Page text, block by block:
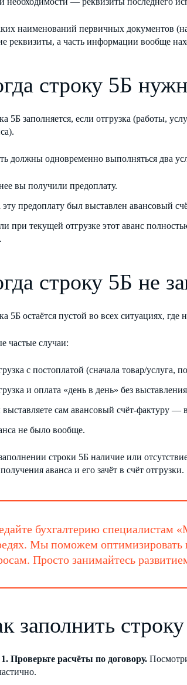
наименований первичных документов
реквизиты, а часть информации вообще
строку 5Б
5Б заполняется, если отгрузка (работы,
должны одновременно выполняться два
вы получили предоплату.
предоплату был выставлен авансовый
при текущей отгрузке этот аванс
строку 5Б не
5Б остаётся пустой во всех ситуациях, где
частые случаи:
с постоплатой (сначала товар/услуга,
и оплата «день в день» без
сам авансовый счёт-фактуру —
не было вообще.
строки 5Б наличие или
аванса и его зачёт в счёт отгрузки.
бухгалтерию специалистам
Мы поможем оптимизировать
Просто занимайтесь
заполнить
Проверьте расчёты по договору.